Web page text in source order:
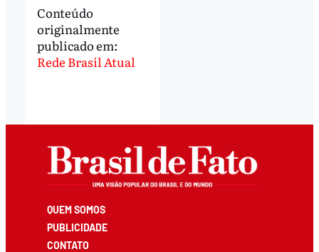
Conteúdo
originalmente
publicado em:
Rede Brasil Atual
QUEM SOMOS
PUBLICIDADE
CONTATO